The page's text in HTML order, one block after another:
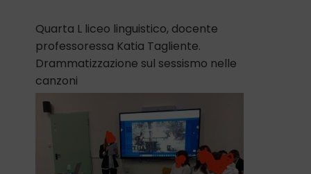
Quarta L liceo linguistico, docente
professoressa Katia Tagliente.
Drammatizzazione sul sessismo nelle
canzoni